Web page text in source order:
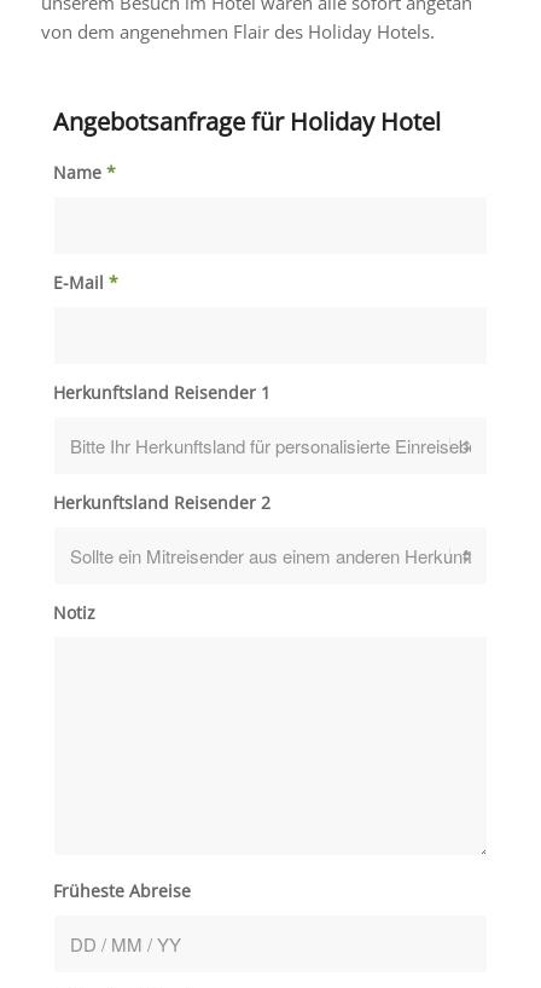
von dem angenehmen Flair des Holiday Hotels.
Angebotsanfrage für Holiday Hotel
Name *
E-Mail *
Herkunftsland Reisender 1
Herkunftsland Reisender 2
Notiz
Früheste Abreise